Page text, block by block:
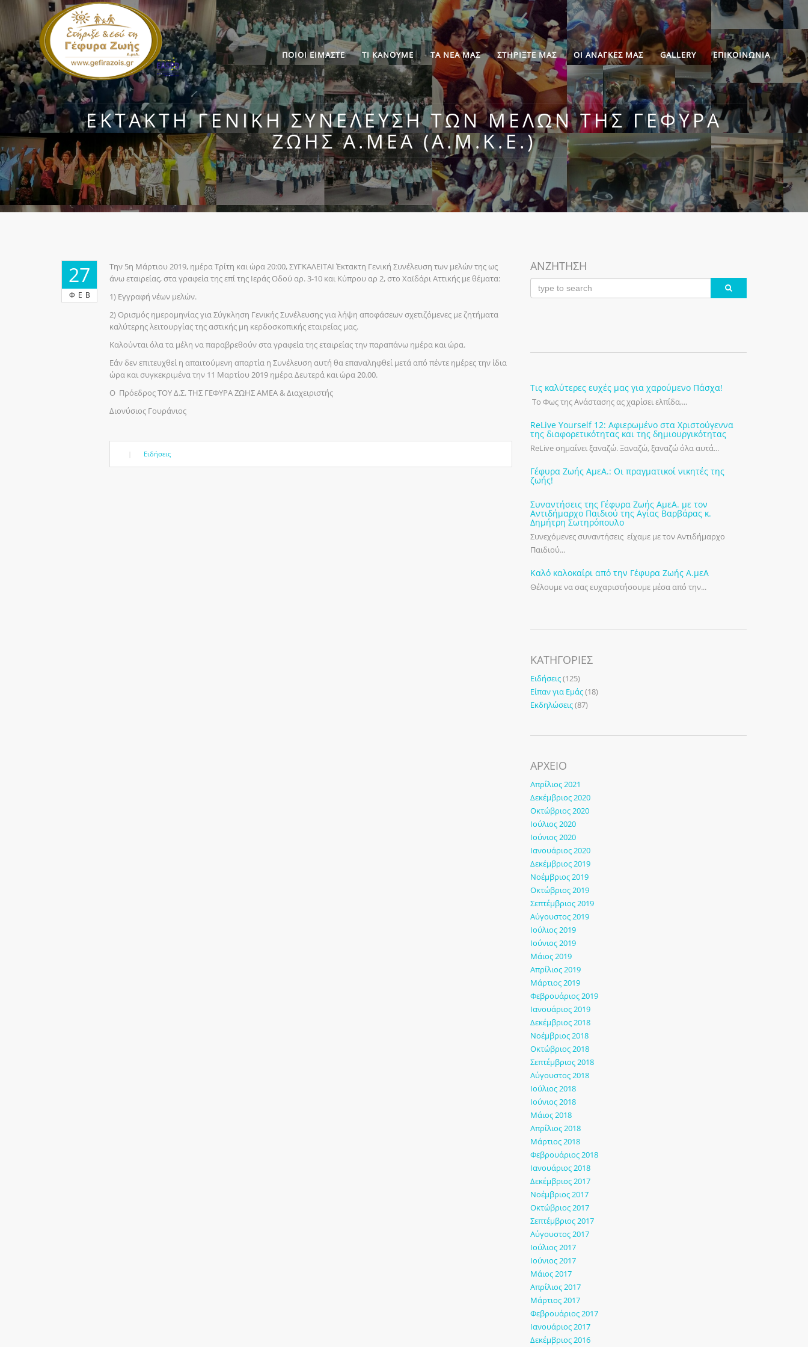
ΠΟΙΟΙ ΕΙΜΑΣΤΕ ΤΙ ΚΑΝΟΥΜΕ ΤΑ ΝΕΑ ΜΑΣ ΣΤΗΡΙΞΤΕ ΜΑΣ ΟΙ ΑΝΑΓΚΕΣ ΜΑΣ GALLERY ΕΠΙΚΟΙΝΩΝΙΑ
ΈΚΤΑΚΤΗ ΓΕΝΙΚΉ ΣΥΝΈΛΕΥΣΗ ΤΩΝ ΜΕΛΏΝ ΤΗΣ ΓΈΦΥΡΑ
ΖΩΉΣ Α.ΜΕΑ (Α.Μ.Κ.Ε.)
27
ΦΕΒ
Την 5η Μάρτιου 2019, ημέρα Τρίτη και ώρα 20:00, ΣΥΓΚΑΛΕΙΤΑΙ Έκτακτη Γενική Συνέλευση των μελών της ως
άνω εταιρείας, στα γραφεία της επί της Ιεράς Οδού αρ. 3-10 και Κύπρου αρ 2, στο Χαϊδάρι Αττικής με θέματα:
1) Εγγραφή νέων μελών.
2) Ορισμός ημερομηνίας για Σύγκληση Γενικής Συνέλευσης για λήψη αποφάσεων σχετιζόμενες με ζητήματα
καλύτερης λειτουργίας της αστικής μη κερδοσκοπικής εταιρείας μας.
Καλούνται όλα τα μέλη να παραβρεθούν στα γραφεία της εταιρείας την παραπάνω ημέρα και ώρα.
Εάν δεν επιτευχθεί η απαιτούμενη απαρτία η Συνέλευση αυτή θα επαναληφθεί μετά από πέντε ημέρες την ίδια
ώρα και συγκεκριμένα την 11 Μαρτίου 2019 ημέρα Δευτερά και ώρα 20.00.
Ο Πρόεδρος ΤΟΥ Δ.Σ. ΤΗΣ ΓΕΦΥΡΑ ΖΩΗΣ ΑΜΕΑ & Διαχειριστής
Διονύσιος Γουράνιος
Ειδήσεις
ΑΝΖΗΤΗΣΗ
Τις καλύτερες ευχές μας για χαρούμενο Πάσχα!
Το Φως της Ανάστασης ας χαρίσει ελπίδα,...
ReLive Yourself 12: Αφιερωμένο στα Χριστούγεννα
της διαφορετικότητας και της δημιουργικότητας
ReLive σημαίνει ξαναζώ. Ξαναζώ, ξαναζώ όλα αυτά...
Γέφυρα Ζωής ΑμεΑ.: Οι πραγματικοί νικητές της
ζωής!
Συναντήσεις της Γέφυρα Ζωής ΑμεΑ. με τον
Αντιδήμαρχο Παιδιού της Αγίας Βαρβάρας κ.
Δημήτρη Σωτηρόπουλο
Συνεχόμενες συναντήσεις είχαμε με τον Αντιδήμαρχο
Παιδιού...
Καλό καλοκαίρι από την Γέφυρα Ζωής Α.μεΑ
Θέλουμε να σας ευχαριστήσουμε μέσα από την...
KΑΤΗΓΟΡΊΕΣ
Ειδήσεις(125)
Είπαν για Εμάς(18)
Εκδηλώσεις(87)
ΑΡΧΕΙΟ
Απρίλιος 2021
Δεκέμβριος 2020
Οκτώβριος 2020
Ιούλιος 2020
Ιούνιος 2020
Ιανουάριος 2020
Δεκέμβριος 2019
Νοέμβριος 2019
Οκτώβριος 2019
Σεπτέμβριος 2019
Αύγουστος 2019
Ιούλιος 2019
Ιούνιος 2019
Μάιος 2019
Απρίλιος 2019
Μάρτιος 2019
Φεβρουάριος 2019
Ιανουάριος 2019
Δεκέμβριος 2018
Νοέμβριος 2018
Οκτώβριος 2018
Σεπτέμβριος 2018
Αύγουστος 2018
Ιούλιος 2018
Ιούνιος 2018
Μάιος 2018
Απρίλιος 2018
Μάρτιος 2018
Φεβρουάριος 2018
Ιανουάριος 2018
Δεκέμβριος 2017
Νοέμβριος 2017
Οκτώβριος 2017
Σεπτέμβριος 2017
Αύγουστος 2017
Ιούλιος 2017
Ιούνιος 2017
Μάιος 2017
Απρίλιος 2017
Μάρτιος 2017
Φεβρουάριος 2017
Ιανουάριος 2017
Δεκέμβριος 2016